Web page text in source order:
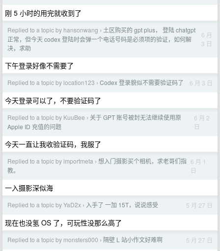
刚 5 小时的用完就收到了
Replied to a topic by hansonwang › 土区购买的 gpt plus， 登陆 chatgpt
正常，但今天 codex 登陆时会弹一个电话号码是必须项的验证，如何解
决，求助
6 月
3 日
下午登录好像不需要了
Replied to a topic by location123 › Codex 登录貌似不需要验证码了 6 月 3 日
今天登录可以了，不要验证码了
Replied to a topic by KuuBee › 关于 GPT 账号被封无法继续使用原
Apple ID 充值的问题
6 月 2
日
今天一直让我收验证码，我服了
Replied to a topic by importmeta › 想入门摄影买个相机，求老哥们指
教。
6 月 1
日
一入摄影深似海
Replied to a topic by YaD2x › 入手了 一加 15T，说说感受 5 月 27 日
现在也没氢 OS 了，可玩性没那么高了
Replied to a topic by monsters000 › 隔壁 L 站小作文好难啊 5 月 27 日